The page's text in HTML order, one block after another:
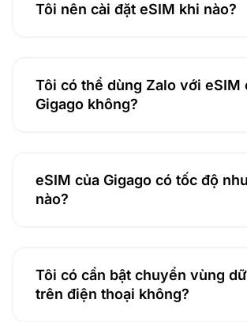
Tôi nên cài đặt eSIM khi nào?
Tôi có thể dùng Zalo với eSIM
Gigago không?
eSIM của Gigago có tốc độ
nào?
Tôi có cần bật chuyển vùng
trên điện thoại không?